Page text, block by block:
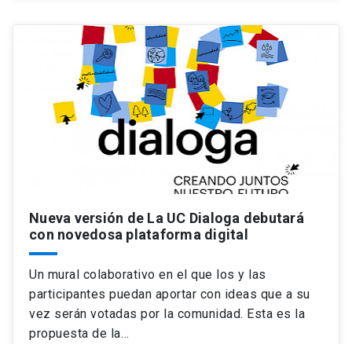
Nueva versión de La UC Dialoga debutará
con novedosa plataforma digital
Un mural colaborativo en el que los y las
participantes puedan aportar con ideas que a su
vez serán votadas por la comunidad. Esta es la
propuesta de la…